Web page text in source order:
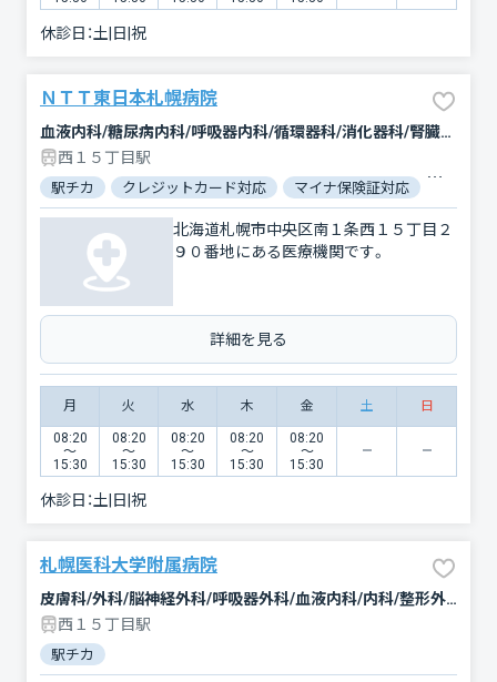
休診日：土|日|祝
ＮＴＴ東日本札幌病院
血液内科/糖尿病内科/呼吸器内科/循環器科/消化器科/腎臓内科・外科/人工透析/外科/呼吸器外科/心臓血管外科/整形外科/小児科/産婦人科/眼科/耳鼻咽喉科/皮膚科/泌尿器科/精神科・神経科/リウマチ科/放射線科/臨床検査・病理診断/麻酔科
西１５丁目駅
駅チカ クレジットカード対応 マイナ保険証対応
北海道札幌市中央区南１条西１５丁目２
９０番地にある医療機関です。
詳細を見る
月 火 水 木 金 土 日
08:20
〜
15:30
08:20
〜
15:30
08:20
〜
15:30
08:20
〜
15:30
08:20
〜
15:30
休診日：土|日|祝
札幌医科大学附属病院
皮膚科/外科/脳神経外科/呼吸器外科/血液内科/内科/整形外科/乳腺外科/リハビリテーション/耳鼻咽喉科/歯科口腔外科/精神科・神経科/救急科/神経内科/婦人科/泌尿器科/放射線科/産科/消化器科/小児科/眼科/心臓血管外科/形成外科/麻酔科/循環器科/呼吸器内科
西１５丁目駅
駅チカ